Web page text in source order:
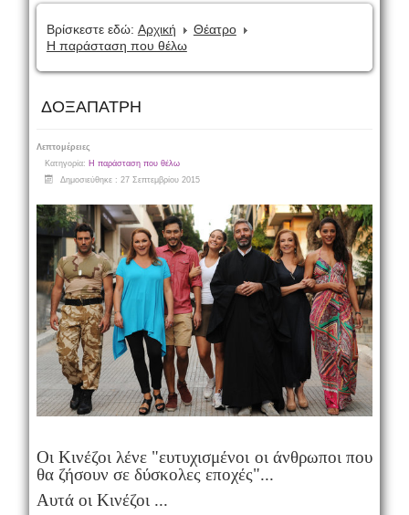
Βρίσκεστε εδώ: Αρχική
Θέατρο
Η παράσταση που θέλω
ΔΟΞΑΠΑΤΡΗ
Λεπτομέρειες
Κατηγορία: Η παράσταση που θέλω
Δημοσιεύθηκε : 27 Σεπτεμβρίου 2015
Οι Κινέζοι λένε "ευτυχισμένοι οι άνθρωποι που
θα ζήσουν σε δύσκολες εποχές"...
Αυτά οι Κινέζοι ...